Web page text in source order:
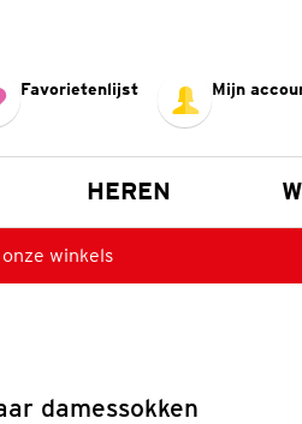
Favorietenlijst Mijn
HEREN
winkels
damessokken